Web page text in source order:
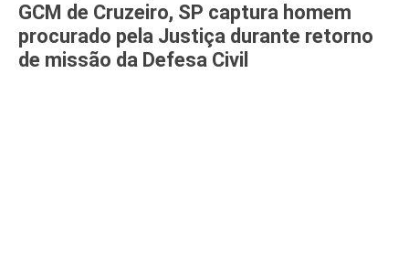
GCM de Cruzeiro, SP captura homem
procurado pela Justiça durante retorno
de missão da Defesa Civil